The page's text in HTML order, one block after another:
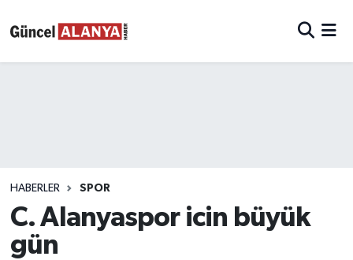
HABERLER SPOR
C. Alanyaspor icin büyük
gün